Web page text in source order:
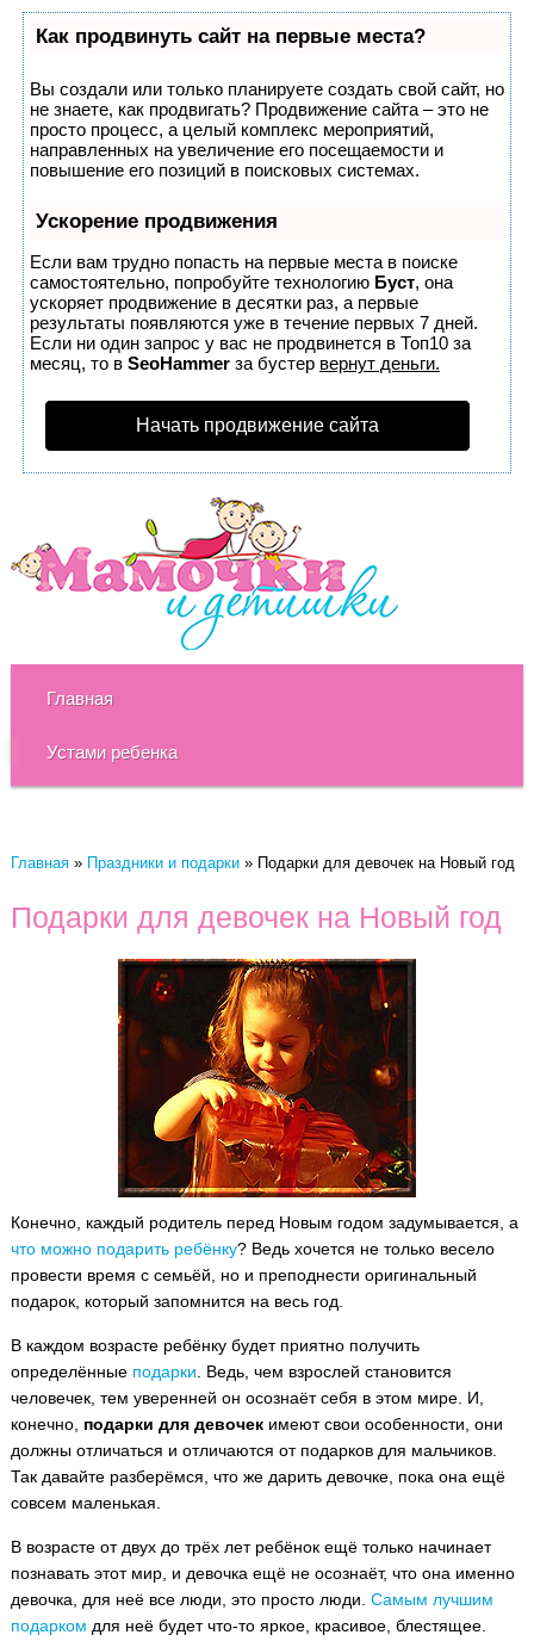
Как продвинуть сайт на первые места?
Вы создали или только планируете создать свой сайт, но
не знаете, как продвигать? Продвижение сайта – это не
просто процесс, а целый комплекс мероприятий,
направленных на увеличение его посещаемости и
повышение его позиций в поисковых системах.
Ускорение продвижения
Если вам трудно попасть на первые места в поиске
самостоятельно, попробуйте технологию Буст, она
ускоряет продвижение в десятки раз, а первые
результаты появляются уже в течение первых 7 дней.
Если ни один запрос у вас не продвинется в Топ10 за
месяц, то в SeoHammerза бустер вернут деньги.
Начать продвижение сайта
Главная
Устами ребенка
Главная» Праздники и подарки» Подарки для девочек на Новый год
Подарки для девочек на Новый год
Конечно, каждый родитель перед Новым годом задумывается, а
что можно подарить ребёнку? Ведь хочется не только весело
провести время с семьёй, но и преподнести оригинальный
подарок, который запомнится на весь год.
В каждом возрасте ребёнку будет приятно получить
определённые подарки . Ведь, чем взрослей становится
человечек, тем уверенней он осознаёт себя в этом мире. И,
конечно, подарки для девочекимеют свои особенности, они
должны отличаться и отличаются от подарков для мальчиков.
Так давайте разберёмся, что же дарить девочке, пока она ещё
совсем маленькая.
В возрасте от двух до трёх лет ребёнок ещё только начинает
познавать этот мир, и девочка ещё не осознаёт, что она именно
девочка, для неё все люди, это просто люди. Самым лучшим
подарком для неё будет что-то яркое, красивое, блестящее.